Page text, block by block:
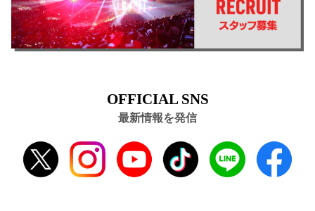
OFFICIAL SNS
最新情報を発信